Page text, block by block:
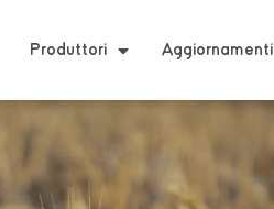
Produttori Aggiornamenti